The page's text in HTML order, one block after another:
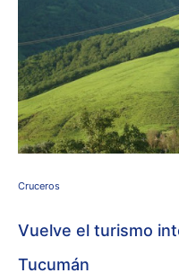
Cruceros
Vuelve el turismo
Tucumán